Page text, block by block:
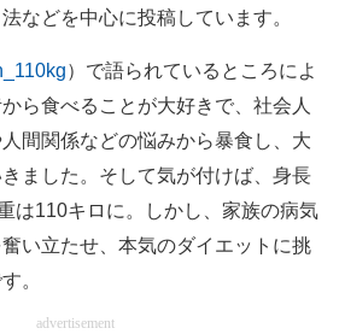
などを中心に投稿しています。
）で語られているところによ
ら食べることが大好きで、社会人
間関係などの悩みから暴食し、大
ました。そして気が付けば、身長
は110キロに。しかし、家族の病気
い立たせ、本気のダイエットに挑
。
advertisement